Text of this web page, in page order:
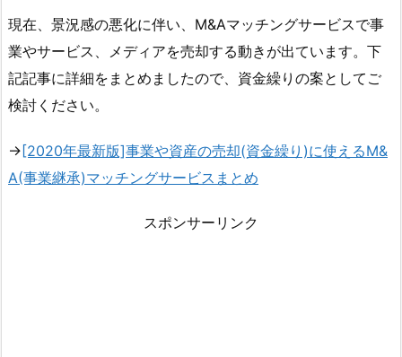
現在、景況感の悪化に伴い、M&Aマッチングサービスで事
業やサービス、メディアを売却する動きが出ています。下
記記事に詳細をまとめましたので、資金繰りの案としてご
検討ください。
→[2020年最新版]事業や資産の売却(資金繰り)に使えるM&
A(事業継承)マッチングサービスまとめ
スポンサーリンク